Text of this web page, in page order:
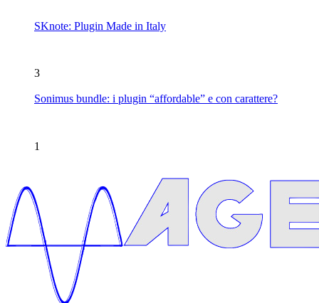
SKnote: Plugin Made in Italy
3
Sonimus bundle: i plugin “affordable” e con carattere?
1